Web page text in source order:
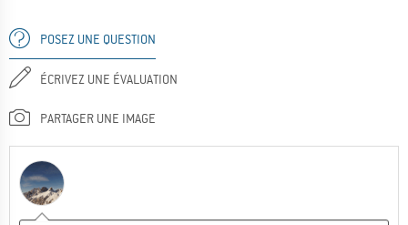
POSEZ UNE QUESTION
ÉCRIVEZ UNE ÉVALUATION
PARTAGER UNE IMAGE